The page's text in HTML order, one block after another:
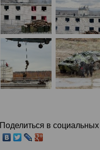
Поделиться в социальных